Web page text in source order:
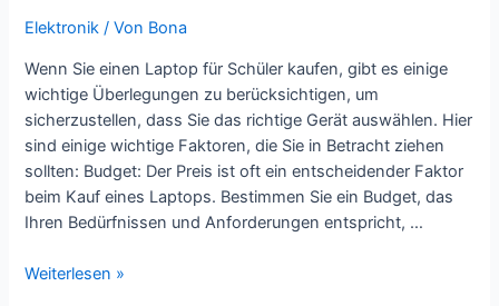
Elektronik / Von Bona
Wenn Sie einen Laptop für Schüler kaufen, gibt es einige
wichtige Überlegungen zu berücksichtigen, um
sicherzustellen, dass Sie das richtige Gerät auswählen. Hier
sind einige wichtige Faktoren, die Sie in Betracht ziehen
sollten: Budget: Der Preis ist oft ein entscheidender Faktor
beim Kauf eines Laptops. Bestimmen Sie ein Budget, das
Ihren Bedürfnissen und Anforderungen entspricht, …
Kaufratgeber
Weiterlesen »